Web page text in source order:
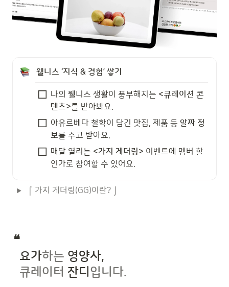
웰니스 ‘지식 & 경험’ 쌓기
나의 웰니스 생활이 풍부해지는 <큐레이션 콘
텐츠>를 받아봐요.
아유르베다 철학이 담긴 맛집, 제품 등 알짜 정
보를 주고 받아요.
매달 열리는 <가지 게더링> 이벤트에 멤버 할
인가로 참여할 수 있어요.
⌠ 가지 게더링(GG)이란? ⌡
❝
요가하는 영양사,
큐레이터 잔디 입니다.